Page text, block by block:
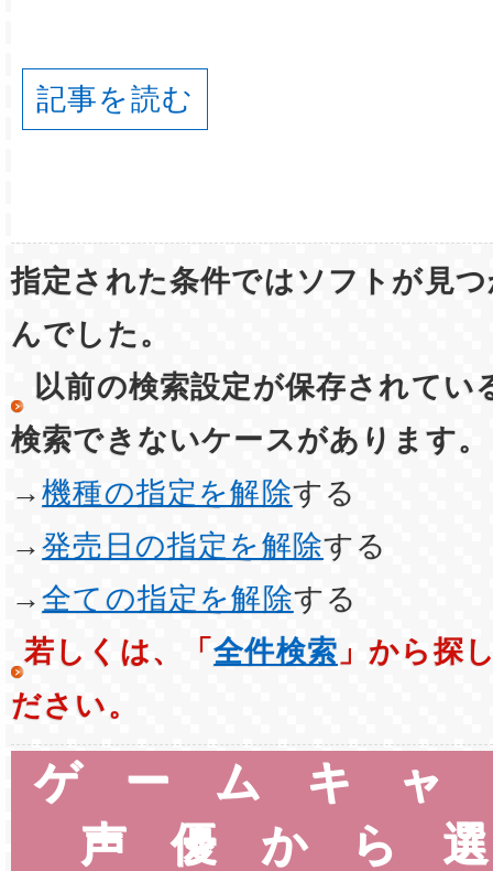
記事を読む
指定された条件ではソフトが見
んでした。
以前の検索設定が保存されてい
検索できないケースがあります。
→機種の指定を解除する
→発売日の指定を解除する
→全ての指定を解除する
若しくは、「全件検索 」から探
ださい。
ゲームキ
声優から